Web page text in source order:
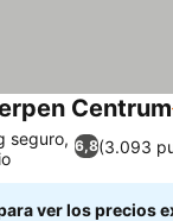
Centrum
6,8(3.093
seguro,
ver los precios